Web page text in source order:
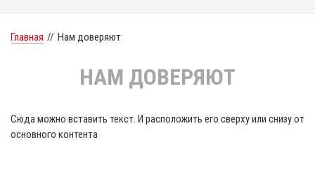
Главная // Нам доверяют
НАМ ДОВЕРЯЮТ
Сюда можно вставить текст. И расположить его сверху или снизу от
основного контента